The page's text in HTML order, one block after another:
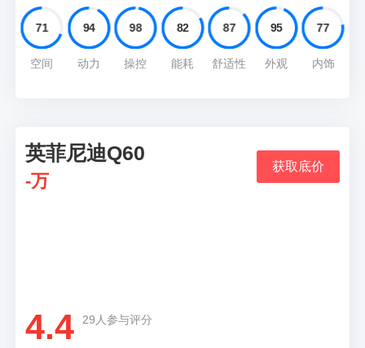
71
空间
94
动力
98
操控
82
能耗
87
舒适性
95
外观
77
内饰
10
英菲尼迪Q60
-万
获取底价
4.4 29人参与评分